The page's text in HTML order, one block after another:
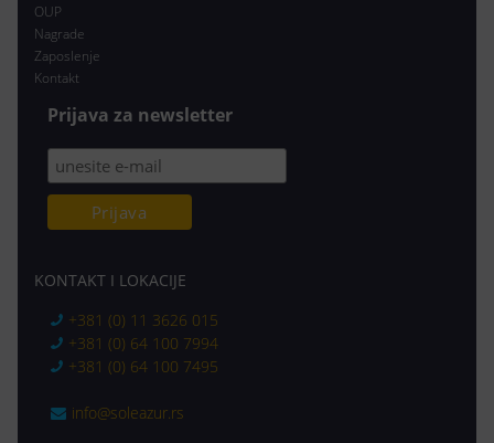
OUP
Nagrade
Zaposlenje
Kontakt
Prijava za newsletter
KONTAKT I LOKACIJE
+381 (0) 11 3626 015
+381 (0) 64 100 7994
+381 (0) 64 100 7495
info@soleazur.rs